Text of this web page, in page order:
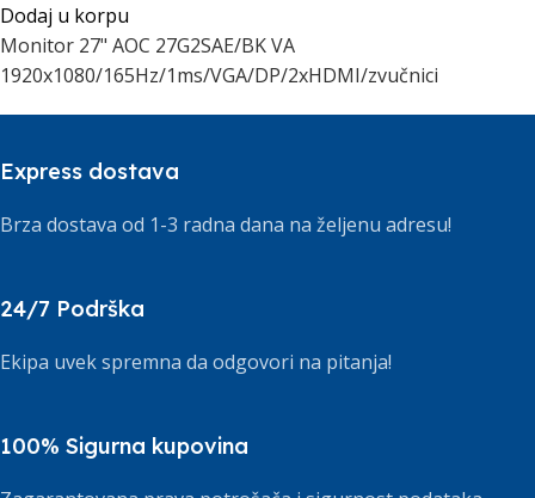
Dodaj u korpu
Monitor 27" AOC 27G2SAE/BK VA
1920x1080/165Hz/1ms/VGA/DP/2xHDMI/zvučnici
Express dostava
Brza dostava od 1-3 radna dana na željenu adresu!
24/7 Podrška
Ekipa uvek spremna da odgovori na pitanja!
100% Sigurna kupovina